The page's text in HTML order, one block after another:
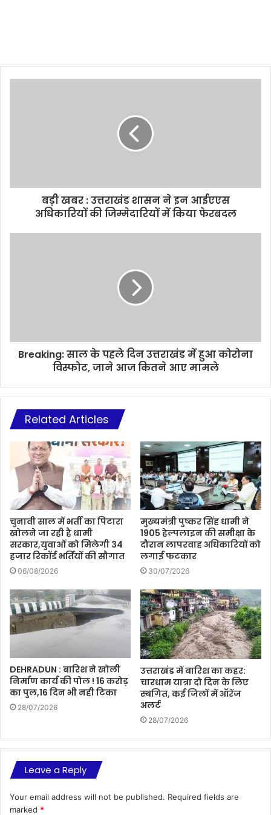
बड़ी खबर : उत्तराखंड शासन ने इन आईएएस
अधिकारियों की जिम्मेदारियों में किया फेरबदल
Breaking: साल के पहले दिन उत्तराखंड में हुआ कोरोना
विस्फोट, जाने आज कितने आए मामले
Related Articles
चुनावी साल में भर्ती का पिटारा
खोलने जा रही है धामी
सरकार,युवाओं को मिलेगी 34
हजार रिकॉर्ड भर्तियों की सौगात
06/08/2026
मुख्यमंत्री पुष्कर सिंह धामी ने
1905 हेल्पलाइन की समीक्षा के
दौरान लापरवाह अधिकारियों को
लगाई फटकार
30/07/2026
DEHRADUN : बारिश ने खोली
निर्माण कार्य की पोल ! 16 करोड़
का पुल,16 दिन भी नही टिका
28/07/2026
उत्तराखंड में बारिश का कहर:
चारधाम यात्रा दो दिन के लिए
स्थगित, कई जिलों में ऑरेंज
अलर्ट
28/07/2026
Leave a Reply
Your email address will not be published. Required fields are
marked *